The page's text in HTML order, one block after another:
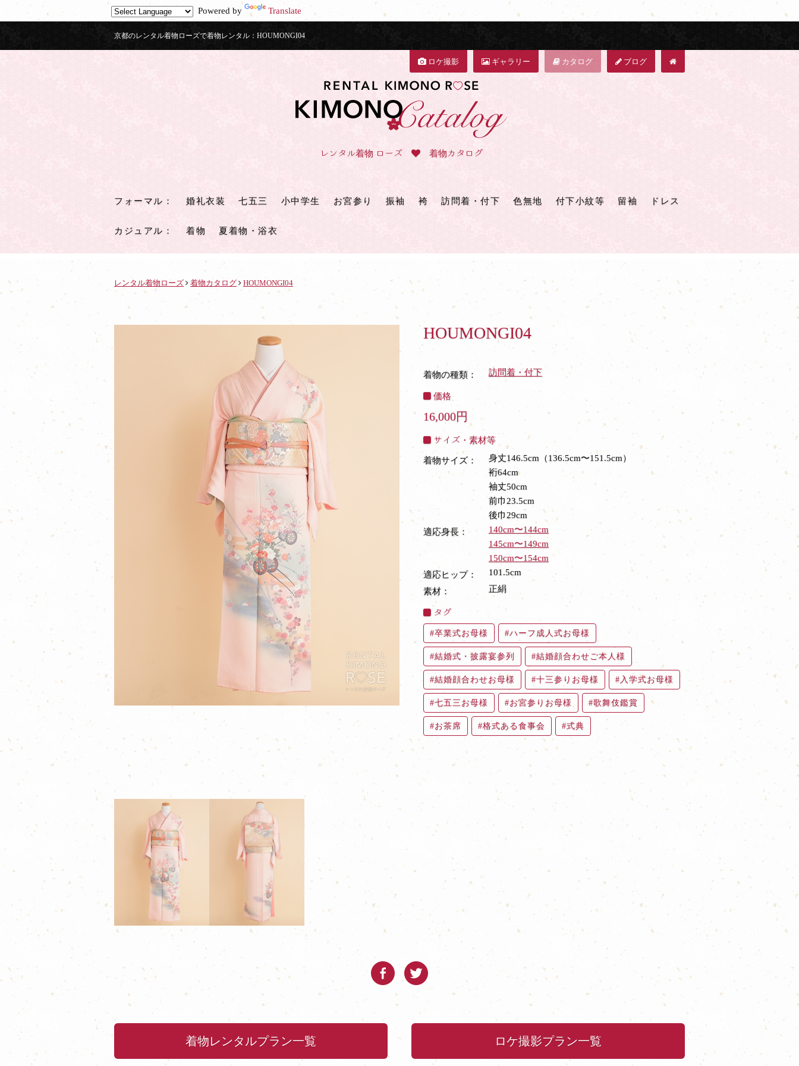
Powered by Translate
京都のレンタル着物ローズで着物レンタル：HOUMONGI04
ロケ撮影 ギャラリー カタログ ブログ
レンタル着物 ローズ 着物カタログ
フォーマル ： 婚礼衣装 七五三 小中学生 お宮参り 振袖 袴 訪問着・付下 色無地 付下小紋等 留袖 ドレス
カジュアル ： 着物 夏着物・浴衣
レンタル着物ローズ 着物カタログ HOUMONGI04
HOUMONGI04
着物の種類： 訪問着・付下
価格
16,000円
サイズ・素材等
着物サイズ：
身丈146.5cm（136.5cm〜151.5cm）
裄64cm
袖丈50cm
前巾23.5cm
後巾29cm
適応身長：
140cm〜144cm
145cm〜149cm
150cm〜154cm
適応ヒップ：
101.5cm
素材：
正絹
タグ
卒業式お母様 ハーフ成人式お母様
結婚式・披露宴参列 結婚顔合わせご本人様
結婚顔合わせお母様 十三参りお母様 入学式お母様
七五三お母様 お宮参りお母様 歌舞伎鑑賞
お茶席 格式ある食事会 式典
着物レンタルプラン一覧 ロケ撮影プラン一覧